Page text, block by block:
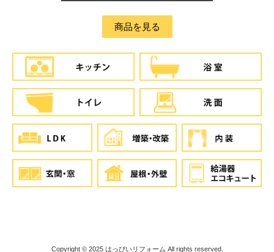
商品を見る
Copyright © 2025 はっぴいリフォーム All rights reserved.